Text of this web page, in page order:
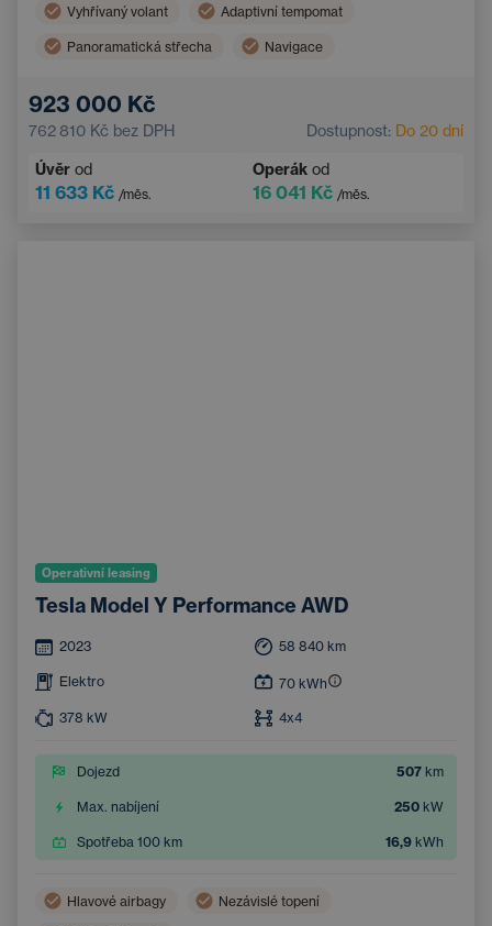
Vyhřívaný volant Adaptivní tempomat
Panoramatická střecha Navigace
Bluetooth
923 000 Kč
762 810 Kč bez DPH Dostupnost: Do 20 dní
Úvěr od
11 633 Kč /měs.
Operák od
16 041 Kč /měs.
Operativní leasing
Tesla Model Y Performance AWD
2023 58 840 km
Elektro 70 kWh
378 kW 4x4
Dojezd 507 km
Max. nabíjení 250 kW
Spotřeba 100 km 16,9 kWh
Hlavové airbagy Nezávislé topení